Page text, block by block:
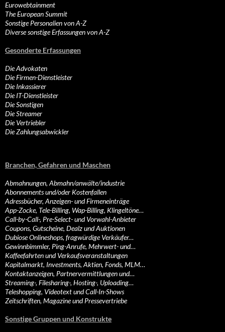
Eurowebtainment
The European Summit
Sonstige Personalien von A-Z
Diverse sonstige Erfassungen von A-Z
Gesonderte Erfassungen
Die Advokaten
Die Firmen-Dienstleister
Die Inkassierer
Die IT-Dienstleister
Die Sonstigen
Die Streamer
Die Vertriebler
Die Zahlungsabwickler
Branchen, Gefahren und Maschen
Abmahnungen, Abmahn/anwälte/industrie
Abonnements und/oder Kostenfallen
Adressbücher, Anzeigen- und Firmeneinträge
App-Zocke, Tele-Billing, Wap-Billing, Klingeltöne…
Call-by-Call-, Pre-Select- und Vorwahl-Anbieter
Coupons, Gutscheine, Dealz und Auktionen
Dubiose Onlineshops, fragwürdige Verkäufer…
Gewinnbimmler, Ping-Anrufe, Mehrwert- und…
Kaffeefahrten und Verkaufsveranstaltungen
Kapitalmarkt, Investments, Aktien, Fonds, MLM…
Kontaktanzeigen, Partnervermittlungen und…
Streaming-, Filesharing-, Hosting-, Uploading…
Teleshopping, Videotext und Call-In-Shows
Zeitschriften, Magazine und Pressevertriebe
Sonstige Gruppen und Konstrukte